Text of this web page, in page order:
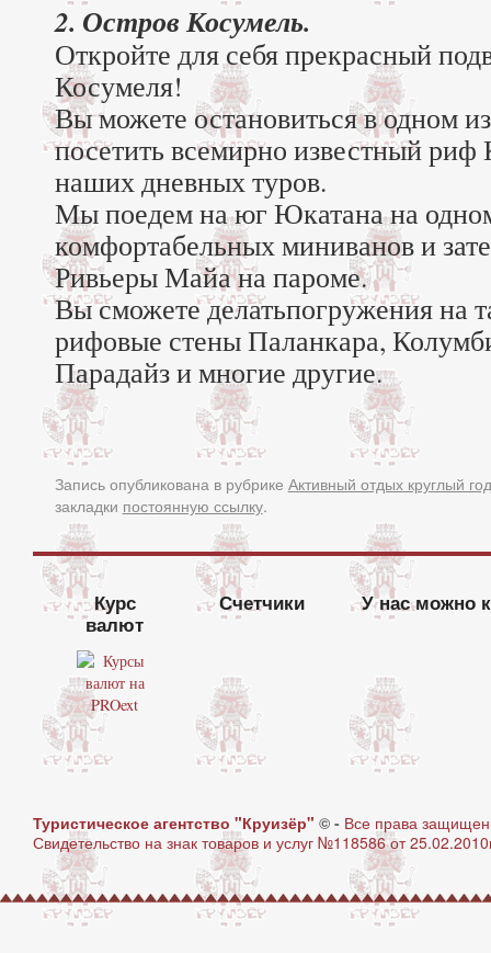
2. Остров Косумель.
Откройте для себя прекрасный
Косумеля!
Вы можете остановиться в одном
посетить всемирно известный риф
наших дневных туров.
Мы поедем на юг Юкатана на
комфортабельных миниванов и
Ривьеры Майа на пароме.
Вы сможете делатьпогружения на
рифовые стены Паланкара,
Парадайз и многие другие.
Запись опубликована в рубрике Активный отдых круглый год
закладки постоянную ссылку.
Курс
валют
Счетчики У нас можно
Туристическое агентство "Круизёр" © - Все права
Свидетельство на знак товаров и услуг №118586 от